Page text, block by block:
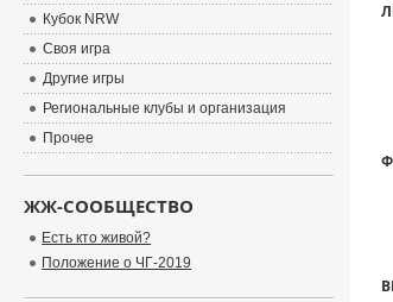
Кубок NRW
Своя игра
Другие игры
Региональные клубы и организация
Прочее
ЖЖ-СООБЩЕСТВО
Есть кто живой?
Положение о ЧГ-2019